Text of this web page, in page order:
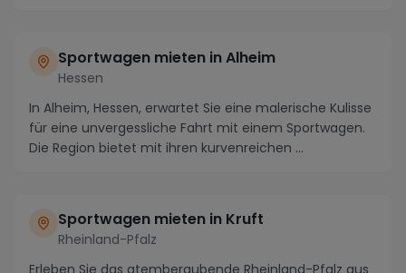
Sportwagen mieten in Alheim
Hessen
In Alheim, Hessen, erwartet Sie eine malerische Kulisse
für eine unvergessliche Fahrt mit einem Sportwagen.
Die Region bietet mit ihren kurvenreichen ...
Sportwagen mieten in Kruft
Rheinland-Pfalz
Erleben Sie das atemberaubende Rheinland-Pfalz aus